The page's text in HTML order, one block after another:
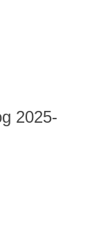
2025-